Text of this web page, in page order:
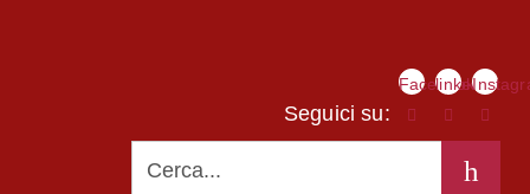
Seguici su:
Facebook
linkedIn